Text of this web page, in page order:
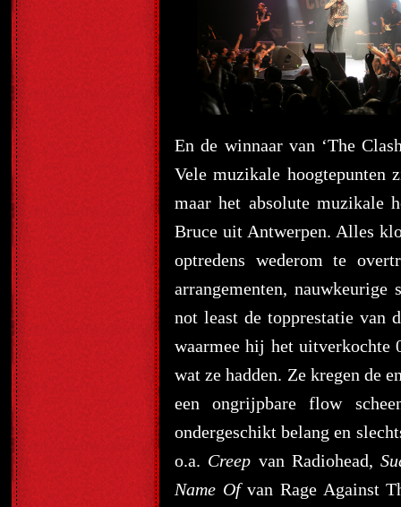
En de winnaar van ‘The
Vele muzikale hoogtepunten
maar het absolute muzikale
Bruce uit Antwerpen. Alles
optredens wederom te
arrangementen,
not least de topprestatie van
waarmee hij het uitverkochte
wat ze hadden. Ze kregen de
een ongrijpbare flow
ondergeschikt belang en
o.a. Creep van Radiohead,
Name Ofvan Rage Against